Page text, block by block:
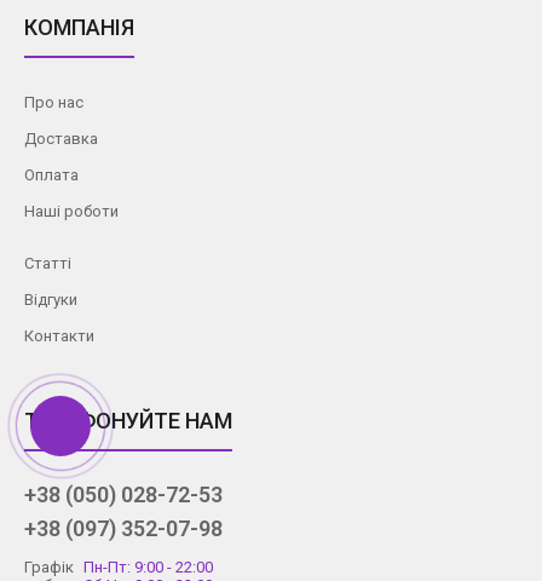
КОМПАНІЯ
Про нас
Доставка
Оплата
Наші роботи
Статті
Відгуки
Контакти
ТЕЛЕФОНУЙТЕ НАМ
+38 (050) 028-72-53
+38 (097) 352-07-98
Графік Пн-Пт: 9:00 - 22:00